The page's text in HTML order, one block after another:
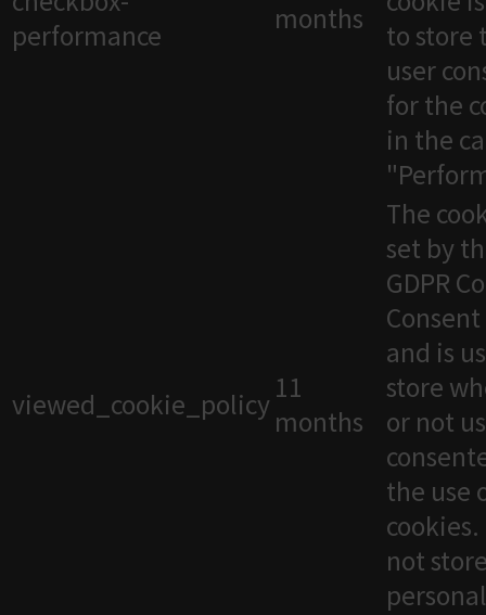
performance
months
to store
user
for the
in the
viewed_cookie_policy 11
months
The
set by
GDPR
and is
store
or not
the use
not